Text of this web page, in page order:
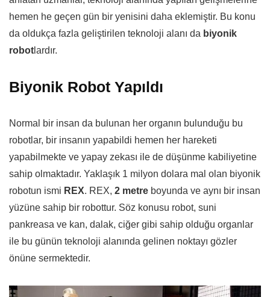
hemen he geçen gün bir yenisini daha eklemiştir. Bu konu
da oldukça fazla geliştirilen teknoloji alanı da biyonik
robot lardır.
Biyonik Robot Yapıldı
Normal bir insan da bulunan her organın bulunduğu bu
robotlar, bir insanın yapabildi hemen her hareketi
yapabilmekte ve yapay zekası ile de düşünme kabiliyetine
sahip olmaktadır. Yaklaşık 1 milyon dolara mal olan biyonik
robotun ismi REX. REX, 2 metre boyunda ve aynı bir insan
yüzüne sahip bir robottur. Söz konusu robot, suni
pankreasa ve kan, dalak, ciğer gibi sahip olduğu organlar
ile bu günün teknoloji alanında gelinen noktayı gözler
önüne sermektedir.